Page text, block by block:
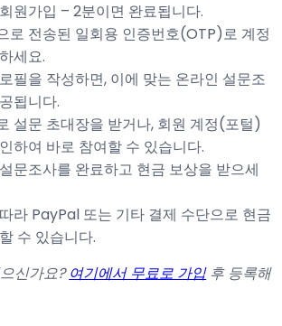
원가입 – 2분이면 완료됩니다.
로 전송된 일회용 인증번호(OTP)로 계정
세요.
필을 작성하면, 이에 맞는 온라인 설문조
됩니다.
설문 초대장을 받거나, 회원 계정(포털)
하여 바로 참여할 수 있습니다.
문조사를 완료하고 현금 보상을 받으세
라 PayPal 또는 기타 결제 수단으로 현금
수 있습니다.
신가요?여기에서 무료로 가입후 등록해